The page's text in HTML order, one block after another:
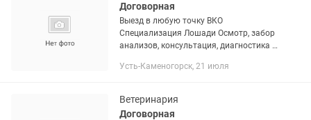
Договорная
Выезд в любую точку ВКО
Специализация Лошади Осмотр, забор
анализов, консультация, диагностика и
случай по консультации. Уточнять по
Усть-Каменогорск, 21 июля
Ветеринария
Договорная